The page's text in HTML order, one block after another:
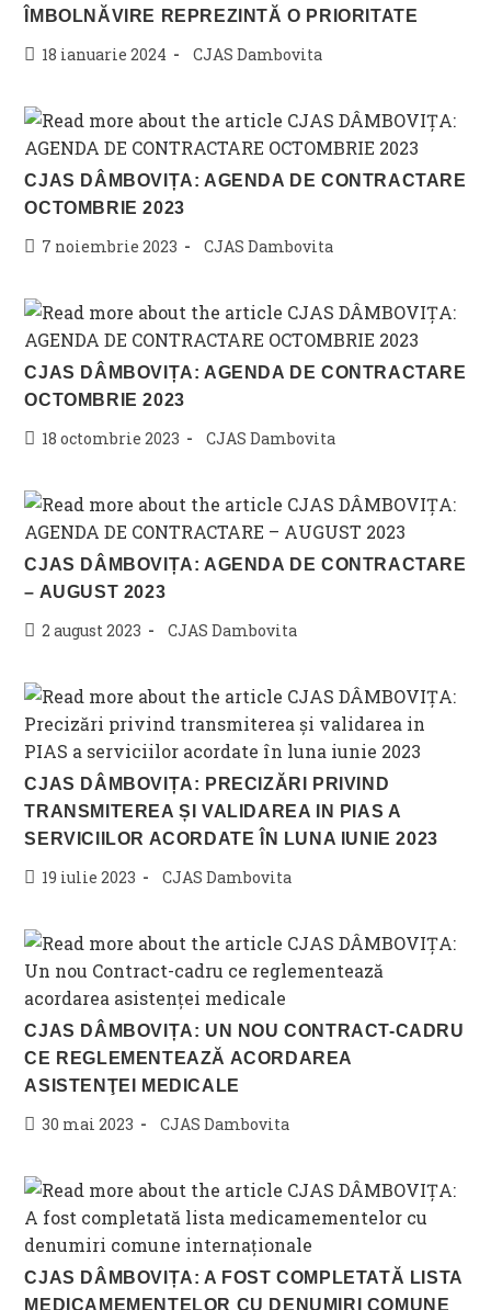
ÎMBOLNĂVIRE REPREZINTĂ O PRIORITATE
Post18 ianuarie 2024
Post
CJAS Dambovita
CJAS DÂMBOVIȚA: AGENDA DE CONTRACTARE
OCTOMBRIE 2023
Post7 noiembrie 2023
Post
CJAS Dambovita
CJAS DÂMBOVIȚA: AGENDA DE CONTRACTARE
OCTOMBRIE 2023
Post18 octombrie 2023
Post
CJAS Dambovita
CJAS DÂMBOVIȚA: AGENDA DE CONTRACTARE
– AUGUST 2023
Post2 august 2023
Post
CJAS Dambovita
CJAS DÂMBOVIȚA: PRECIZĂRI PRIVIND
TRANSMITEREA ȘI VALIDAREA IN PIAS A
SERVICIILOR ACORDATE ÎN LUNA IUNIE 2023
Post19 iulie 2023
Post
CJAS Dambovita
CJAS DÂMBOVIȚA: UN NOU CONTRACT-CADRU
CE REGLEMENTEAZĂ ACORDAREA
ASISTENŢEI MEDICALE
Post30 mai 2023
Post
CJAS Dambovita
CJAS DÂMBOVIȚA: A FOST COMPLETATĂ LISTA
MEDICAMEMENTELOR CU DENUMIRI COMUNE